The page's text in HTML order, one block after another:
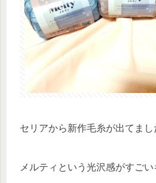
セリアから新作毛糸が出てま
メルティという光沢感がすご